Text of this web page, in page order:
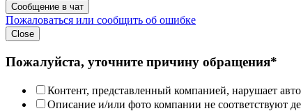
Сообщение в чат
Пожаловаться или сообщить об ошибке
Close
Пожалуйста, уточните причину обращения*
Контент, представленный компанией, нарушает
Описание и/или фото компании не соответствуют